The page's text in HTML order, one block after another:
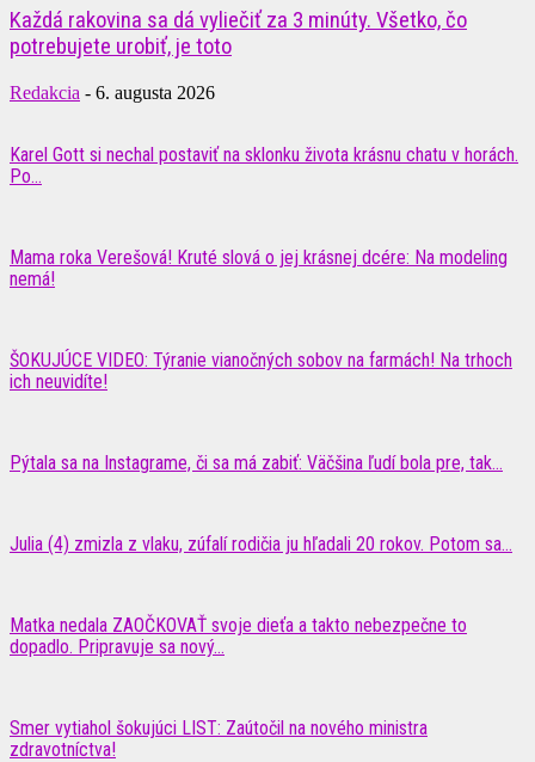
Každá rakovina sa dá vyliečiť za 3 minúty. Všetko, čo
potrebujete urobiť, je toto
Redakcia - 6. augusta 2026
Karel Gott si nechal postaviť na sklonku života krásnu chatu v horách.
Po...
Mama roka Verešová! Kruté slová o jej krásnej dcére: Na modeling
nemá!
ŠOKUJÚCE VIDEO: Týranie vianočných sobov na farmách! Na trhoch
ich neuvidíte!
Pýtala sa na Instagrame, či sa má zabiť: Väčšina ľudí bola pre, tak...
Julia (4) zmizla z vlaku, zúfalí rodičia ju hľadali 20 rokov. Potom sa...
Matka nedala ZAOČKOVAŤ svoje dieťa a takto nebezpečne to
dopadlo. Pripravuje sa nový...
Smer vytiahol šokujúci LIST: Zaútočil na nového ministra
zdravotníctva!